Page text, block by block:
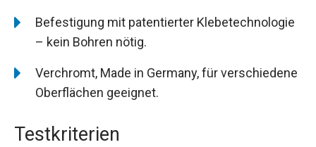
Befestigung mit patentierter Klebetechnologie
– kein Bohren nötig.
Verchromt, Made in Germany, für verschiedene
Oberflächen geeignet.
Testkriterien